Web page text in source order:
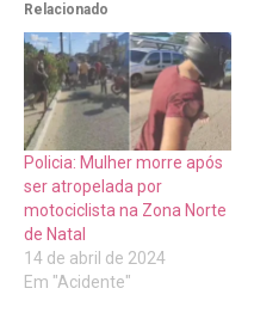
Relacionado
Policia: Mulher morre após
ser atropelada por
motociclista na Zona Norte
de Natal
14 de abril de 2024
Em "Acidente"